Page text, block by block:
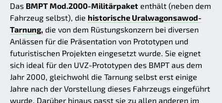
Das BMPT Mod.2000-Militärpaket enthält (neben dem
Fahrzeug selbst), die historische Uralwagonsawod-
Tarnung, die von dem Rüstungskonzern bei diversen
Anlässen für die Präsentation von Prototypen und
futuristischen Projekten eingesetzt wurde. Sie eignet
sich ideal für den UVZ-Prototypen des BMPT aus dem
Jahr 2000, gleichwohl die Tarnung selbst erst einige
Jahre nach der Vorstellung dieses Fahrzeugs eingeführt
wurde. Darüber hinaus passt sie zu allen anderen im